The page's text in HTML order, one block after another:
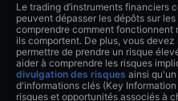
Le trading d’instruments financiers
peuvent dépasser les dépôts sur
comprendre comment fonctionnent
ils comportent. De plus, vous
permettre de prendre un risque
aider à comprendre les risques
divulgation des risques ainsi
d'informations clés (Key
risques et opportunités associés à